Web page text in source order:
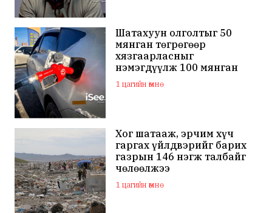
Шатахуун олголтыг 50
мянган төгрөгөөр
хязгаарласныг
нэмэгдүүлж 100 мянган
төгрөгт хүргэхээр судалж
байна
1 цагийн өмнө
Хог шатааж, эрчим хүч
гаргах үйлдвэрийг барих
газрын 146 нэгж талбайг
чөлөөлжээ
1 цагийн өмнө